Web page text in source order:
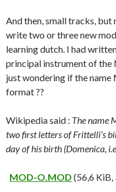
And then, small tracks,
write two or three new
learning dutch. I had
principal instrument of the
just wondering if the
format ??
Wikipedia said : The name
two first letters of Frittelli’s
day of his birth (Domenica,
MOD-O.MOD (56,6 KiB,